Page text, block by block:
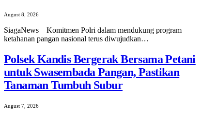
August 8, 2026
SiagaNews – Komitmen Polri dalam mendukung program
ketahanan pangan nasional terus diwujudkan…
Polsek Kandis Bergerak Bersama Petani
untuk Swasembada Pangan, Pastikan
Tanaman Tumbuh Subur
August 7, 2026